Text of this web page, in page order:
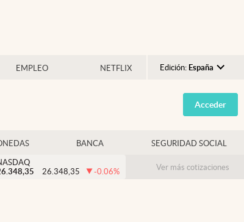
EMPLEO NETFLIX Edición: España
Argentina
España
USA
Colombia
Acceder
BANCA SEGURIDAD SOCIAL
26.348,35 -0.06% Ver más cotizaciones